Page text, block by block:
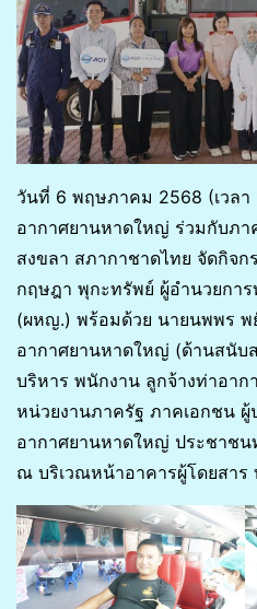
วันที่ 6 พฤษภาคม 2568 (เวลา
อากาศยานหาดใหญ่ ร่วมกับภา
สงขลา สภากาชาดไทย จัดกิจ
กฤษฎา พุกะทรัพย์ ผู้อำนวยกา
(ผหญ.) พร้อมด้วย นายนพพร พ
อากาศยานหาดใหญ่ (ด้านสนั
บริหาร พนักงาน ลูกจ้างท่าอา
หน่วยงานภาครัฐ ภาคเอกชน
อากาศยานหาดใหญ่ ประชาชน
ณ บริเวณหน้าอาคารผู้โดยสา